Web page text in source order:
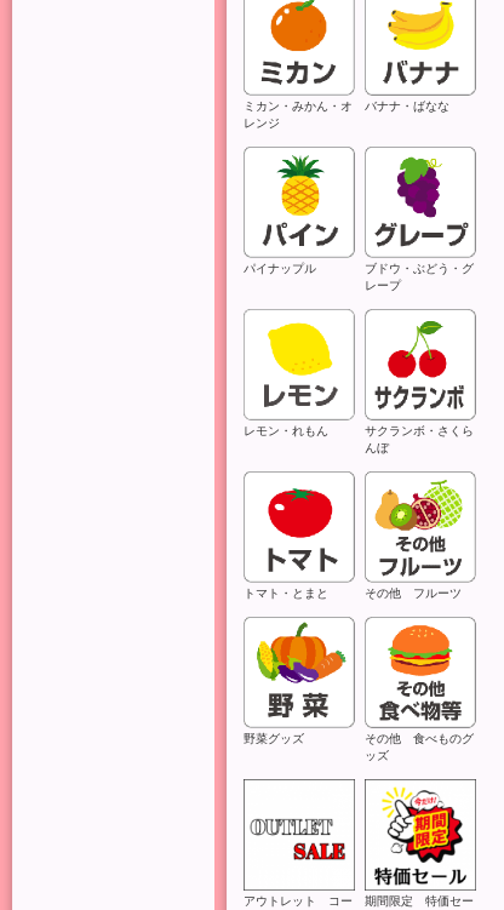
ミカン・みかん・オ
レンジ
バナナ・ばなな
パイナップル
ブドウ・ぶどう・グ
レープ
レモン・れもん
サクランボ・さくら
んぼ
トマト・とまと その他 フルーツ
野菜グッズ
その他 食べものグ
ッズ
アウトレット コー
期間限定 特価セー